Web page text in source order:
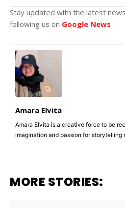
Stay updated with the latest
following us on Google News
Amara Elvita
Amara Elvita is a creative force to be
imagination and passion for storytelling
MORE STORIES: